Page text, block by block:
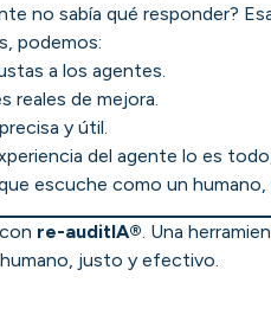
no sabía qué responder?
podemos:
a los agentes.
reales de mejora.
y útil.
del agente lo es
escuche como un humano,
re-auditIA®. Una
justo y efectivo.